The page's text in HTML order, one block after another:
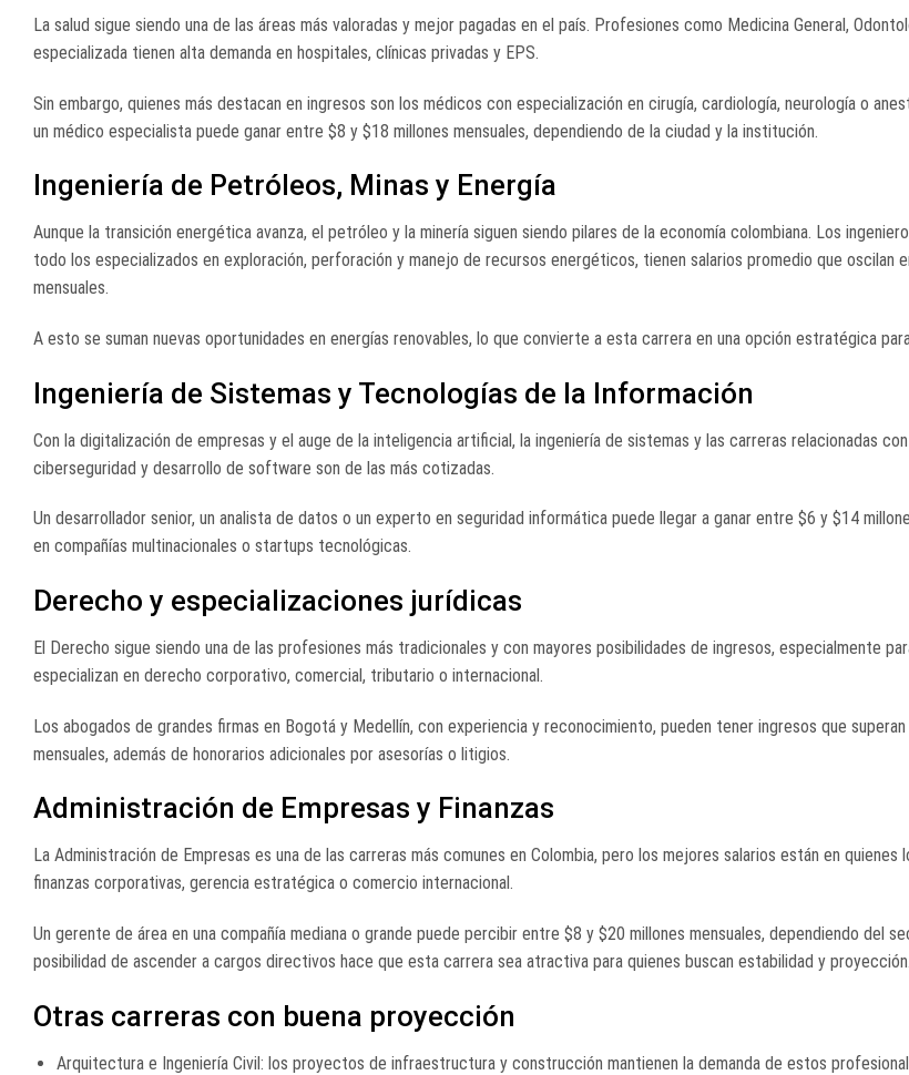
La salud sigue siendo una de las áreas más valoradas y mejor pagadas en el país. Profesiones como Medicina General,
especializada tienen alta demanda en hospitales, clínicas privadas y EPS.
Sin embargo, quienes más destacan en ingresos son los médicos con especialización en cirugía, cardiología, neurología o
un médico especialista puede ganar entre $8 y $18 millones mensuales, dependiendo de la ciudad y la institución.
Ingeniería de Petróleos, Minas y Energía
Aunque la transición energética avanza, el petróleo y la minería siguen siendo pilares de la economía colombiana. Los
todo los especializados en exploración, perforación y manejo de recursos energéticos, tienen salarios promedio que oscilan
mensuales.
A esto se suman nuevas oportunidades en energías renovables, lo que convierte a esta carrera en una opción estratégica
Ingeniería de Sistemas y Tecnologías de la Información
Con la digitalización de empresas y el auge de la inteligencia artificial, la ingeniería de sistemas y las carreras relacionadas
ciberseguridad y desarrollo de software son de las más cotizadas.
Un desarrollador senior, un analista de datos o un experto en seguridad informática puede llegar a ganar entre $6 y $14
en compañías multinacionales o startups tecnológicas.
Derecho y especializaciones jurídicas
El Derecho sigue siendo una de las profesiones más tradicionales y con mayores posibilidades de ingresos, especialmente
especializan en derecho corporativo, comercial, tributario o internacional.
Los abogados de grandes firmas en Bogotá y Medellín, con experiencia y reconocimiento, pueden tener ingresos que
mensuales, además de honorarios adicionales por asesorías o litigios.
Administración de Empresas y Finanzas
La Administración de Empresas es una de las carreras más comunes en Colombia, pero los mejores salarios están en quienes
finanzas corporativas, gerencia estratégica o comercio internacional.
Un gerente de área en una compañía mediana o grande puede percibir entre $8 y $20 millones mensuales, dependiendo del
posibilidad de ascender a cargos directivos hace que esta carrera sea atractiva para quienes buscan estabilidad y proyección.
Otras carreras con buena proyección
Arquitectura e Ingeniería Civil: los proyectos de infraestructura y construcción mantienen la demanda de estos